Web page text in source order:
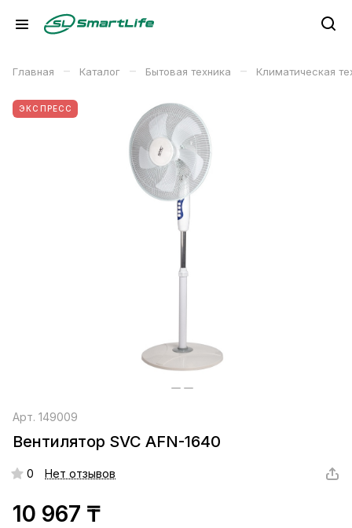
Главная – Каталог – Бытовая техника – Климатическая
ЭКСПРЕСС
Арт. 149009
Вентилятор SVC AFN-1640
0 Нет отзывов
10 967 ₸